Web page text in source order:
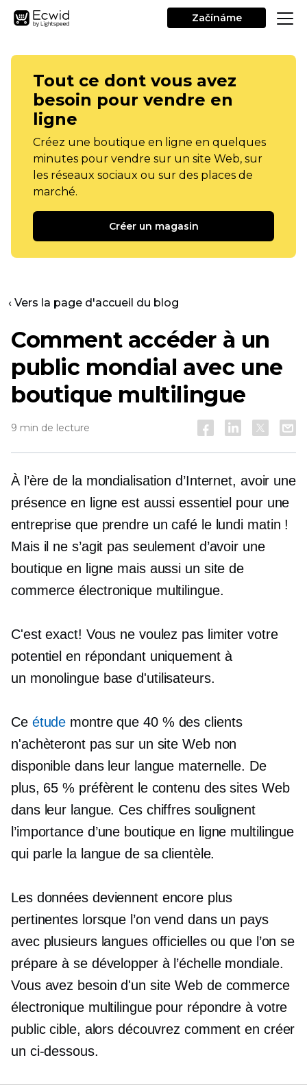
Začínáme
Tout ce dont vous avez
besoin pour vendre en
ligne
Créez une boutique en ligne en quelques
minutes pour vendre sur un site Web, sur
les réseaux sociaux ou sur des places de
marché.
Créer un magasin
‹ Vers la page d'accueil du blog
Comment accéder à un
public mondial avec une
boutique multilingue
9 min de lecture
À l’ère de la mondialisation d’Internet, avoir une
présence en ligne est aussi essentiel pour une
entreprise que prendre un café le lundi matin !
Mais il ne s’agit pas seulement d’avoir une
boutique en ligne mais aussi un site de
commerce électronique multilingue.
C'est exact! Vous ne voulez pas limiter votre
potentiel en répondant uniquement à
un monolinguebase d'utilisateurs.
Ce étude montre que 40 % des clients
n'achèteront pas sur un site Web non
disponible dans leur langue maternelle. De
plus, 65 % préfèrent le contenu des sites Web
dans leur langue. Ces chiffres soulignent
l’importance d’une boutique en ligne multilingue
qui parle la langue de sa clientèle.
Les données deviennent encore plus
pertinentes lorsque l’on vend dans un pays
avec plusieurs langues officielles ou que l’on se
prépare à se développer à l’échelle mondiale.
Vous avez besoin d'un site Web de commerce
électronique multilingue pour répondre à votre
public cible, alors découvrez comment en créer
un ci-dessous.